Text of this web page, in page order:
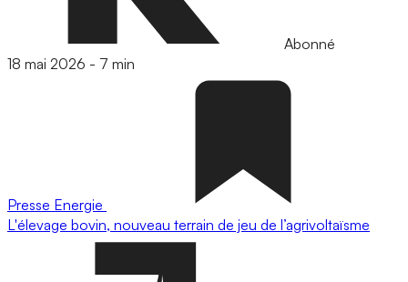
Abonné
18 mai 2026 - 7 min
Presse Energie
L'élevage bovin, nouveau terrain de jeu de l’agrivoltaïsme